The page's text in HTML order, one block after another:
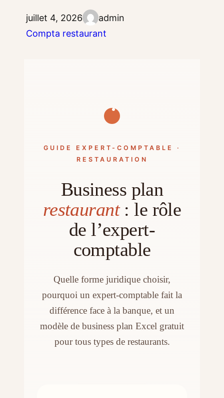
juillet 4, 2026
admin
Compta restaurant
GUIDE EXPERT-COMPTABLE ·
RESTAURATION
Business plan
restaurant: le rôle
de l’expert-
comptable
Quelle forme juridique choisir,
pourquoi un expert-comptable fait la
différence face à la banque, et un
modèle de business plan Excel gratuit
pour tous types de restaurants.